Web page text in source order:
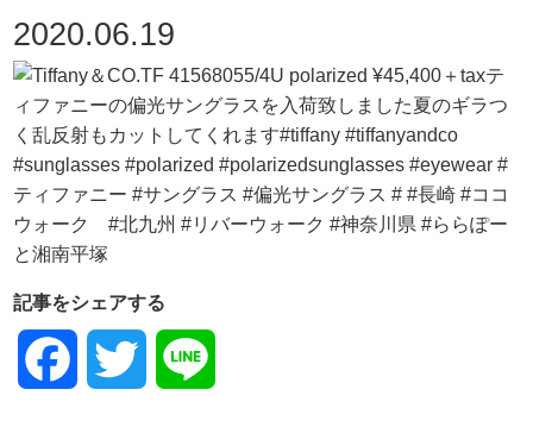
2020.06.19
記事をシェアする
Facebook Twitter